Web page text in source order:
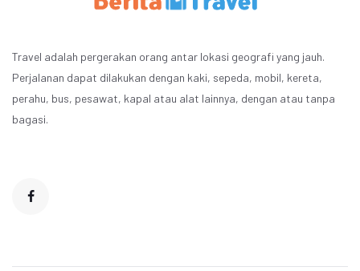
Travel adalah pergerakan orang antar lokasi geografi yang jauh.
Perjalanan dapat dilakukan dengan kaki, sepeda, mobil, kereta,
perahu, bus, pesawat, kapal atau alat lainnya, dengan atau tanpa
bagasi.